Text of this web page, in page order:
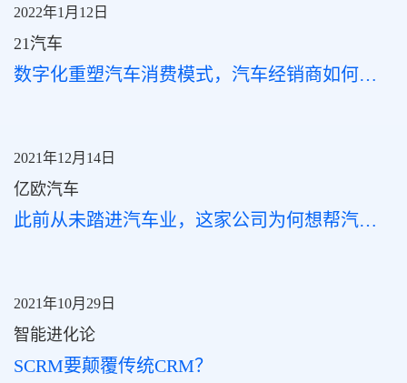
2022年1月12日
21汽车
数字化重塑汽车消费模式，汽车经销商如何跟上时代
2021年12月14日
亿欧汽车
此前从未踏进汽车业，这家公司为何想帮汽车经销商“连接”客户|亿欧汽车
2021年10月29日
智能进化论
SCRM要颠覆传统CRM？